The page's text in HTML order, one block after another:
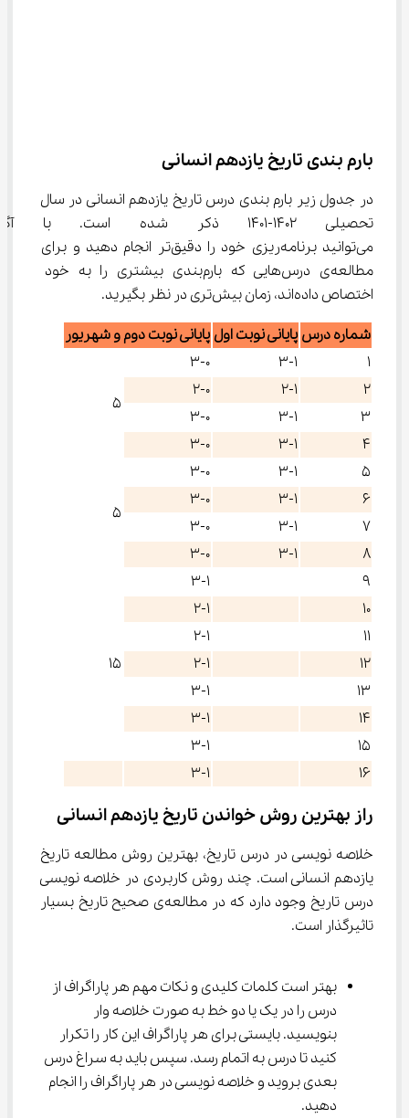
بارم بندی تاریخ یازدهم انسانی
در جدول زیر بارم بندی درس تاریخ یازدهم انسانی در سال
تحصیلی 1402-1401 ذکر شده
می‌توانید برنامه‌ریزی خود را دقیق‌تر انجام دهید و برای
مطالعه‌ی درس‌هایی که بارم‌بندی بیشتری را به خود
اختصاص داده‌اند، زمان بیش‌تری در نظر بگیرید.
شماره درس پایانی نوبت اول پایانی نوبت دوم و شهریور
1
3-1
3-0
5
2
2-1
2-0
3
3-1
3-0
4
3-1
3-0
5
3-1
3-0
5
6
3-1
3-0
7
3-1
3-0
8
3-1
3-0
9
3-1
15
10
2-1
11
2-1
12
2-1
13
3-1
14
3-1
15
3-1
16
3-1
راز بهترین روش خواندن تاریخ یازدهم انسانی
خلاصه نویسی در درس تاریخ، بهترین روش مطالعه تاریخ
یازدهم انسانی است. چند روش کاربردی در خلاصه نویسی
درس تاریخ وجود دارد که در مطالعه‌ی صحیح تاریخ بسیار
تاثیرگذار است.
بهتر است کلمات کلیدی و نکات مهم هر پاراگراف از
درس را در یک یا دو خط به صورت خلاصه وار
بنویسید. بایستی برای هر پاراگراف این کار را تکرار
کنید تا درس به اتمام رسد. سپس باید به سراغ درس
بعدی بروید و خلاصه نویسی در هر پاراگراف را انجام
دهید.